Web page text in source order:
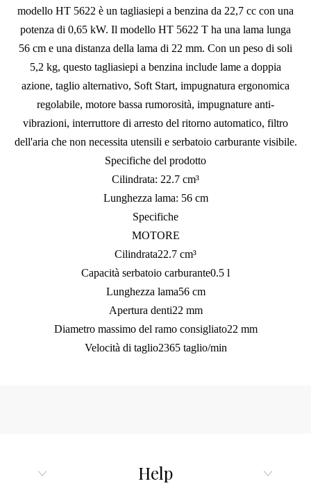
modello HT 5622 è un tagliasiepi a benzina da 22,7 cc con una
potenza di 0,65 kW. Il modello HT 5622 T ha una lama lunga
56 cm e una distanza della lama di 22 mm. Con un peso di soli
5,2 kg, questo tagliasiepi a benzina include lame a doppia
azione, taglio alternativo, Soft Start, impugnatura ergonomica
regolabile, motore bassa rumorosità, impugnature anti-
vibrazioni, interruttore di arresto del ritorno automatico, filtro
dell'aria che non necessita utensili e serbatoio carburante visibile.
Specifiche del prodotto
Cilindrata: 22.7 cm³
Lunghezza lama: 56 cm
Specifiche
MOTORE
Cilindrata22.7 cm³
Capacità serbatoio carburante0.5 l
Lunghezza lama56 cm
Apertura denti22 mm
Diametro massimo del ramo consigliato22 mm
Velocità di taglio2365 taglio/min
Help